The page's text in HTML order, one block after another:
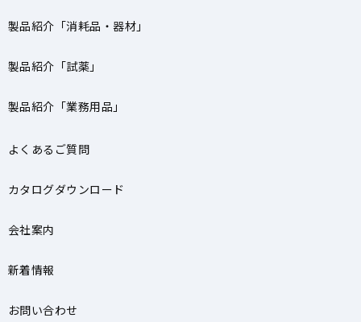
製品紹介「消耗品・器材」
製品紹介「試薬」
製品紹介「業務用品」
よくあるご質問
カタログダウンロード
会社案内
新着情報
お問い合わせ